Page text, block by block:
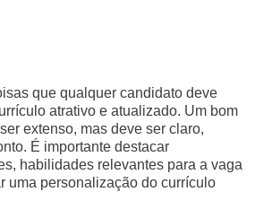
que qualquer candidato deve
atrativo e atualizado. Um bom
extenso, mas deve ser claro,
É importante destacar
habilidades relevantes para a vaga
uma personalização do currículo